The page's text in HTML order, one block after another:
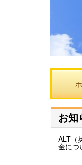
お知
ALT（
金につ